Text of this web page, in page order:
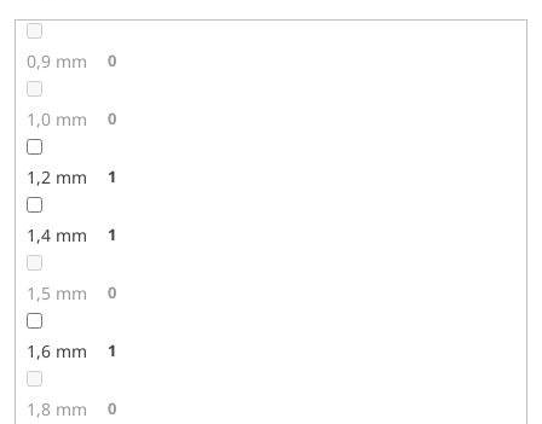
0,9 mm 0
1,0 mm 0
1,2 mm 1
1,4 mm 1
1,5 mm 0
1,6 mm 1
1,8 mm 0